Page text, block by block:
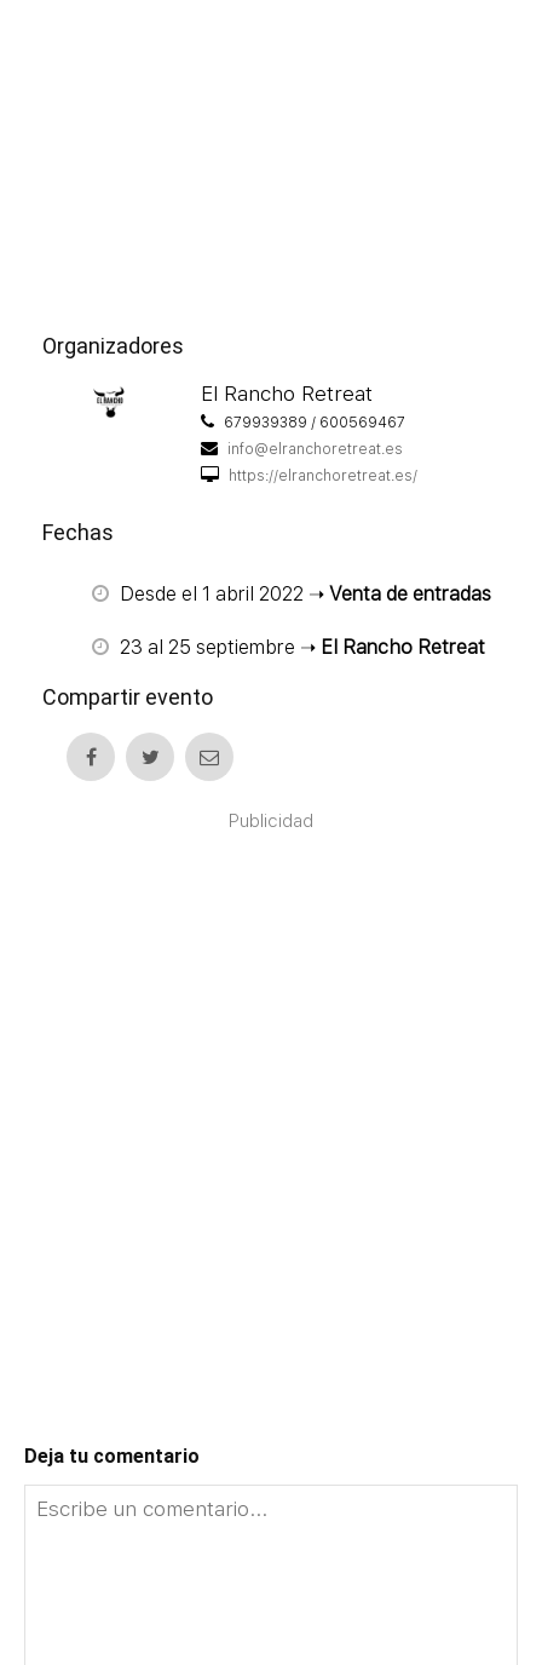
Organizadores
El Rancho Retreat
679939389 / 600569467
info@elranchoretreat.es
https://elranchoretreat.es/
Fechas
Desde el 1 abril 2022 ➝ Venta de entradas
23 al 25 septiembre ➝ El Rancho Retreat
Compartir evento
Publicidad
Deja tu comentario